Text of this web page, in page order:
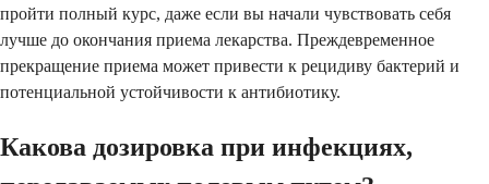
пройти полный курс, даже если вы начали чувствовать себя
лучше до окончания приема лекарства. Преждевременное
прекращение приема может привести к рецидиву бактерий и
потенциальной устойчивости к антибиотику.
Какова дозировка при инфекциях,